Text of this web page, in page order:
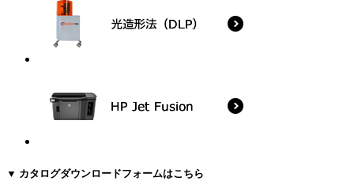
▼ カタログダウンロードフォームはこちら